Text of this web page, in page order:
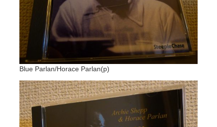
Blue Parlan/Horace Parlan(p)